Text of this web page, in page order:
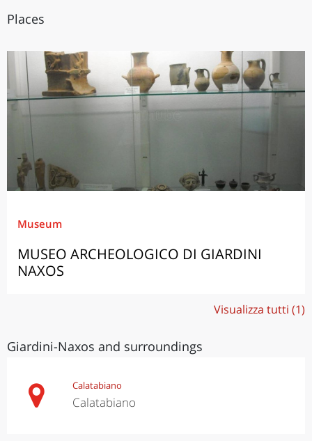
Places
Museum
MUSEO ARCHEOLOGICO DI GIARDINI
NAXOS
Visualizza tutti (1)
Giardini-Naxos and surroundings
Calatabiano
Calatabiano